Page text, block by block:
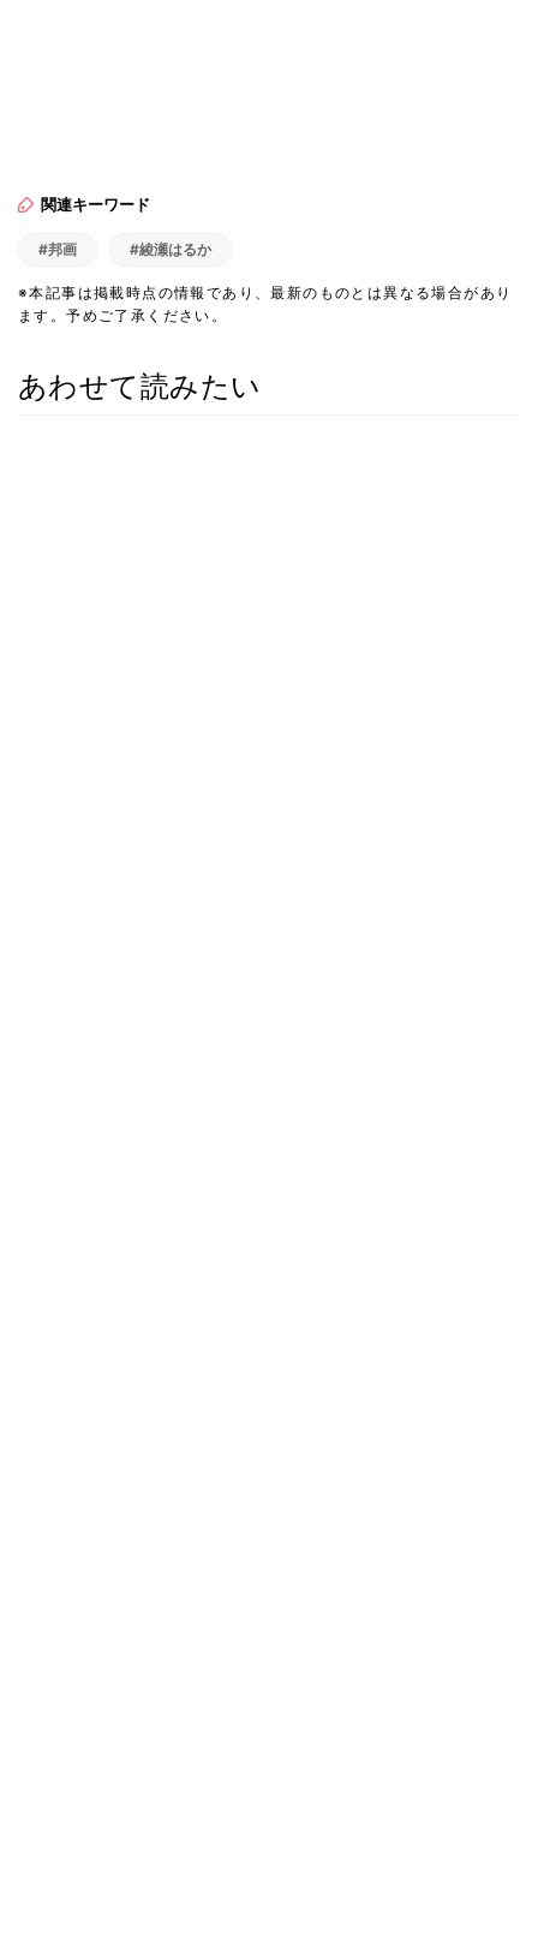
関連キーワード
#邦画 #綾瀬はるか
※本記事は掲載時点の情報であり、最新のものとは異なる場合があり
ます。予めご了承ください。
あわせて読みたい